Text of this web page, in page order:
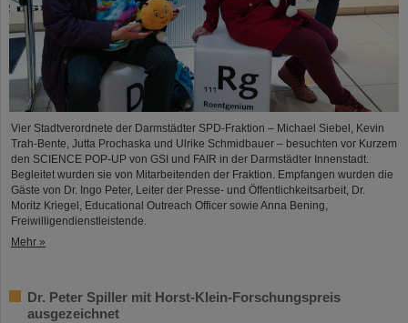
Vier Stadtverordnete der Darmstädter SPD-Fraktion – Michael Siebel, Kevin
Trah-Bente, Jutta Prochaska und Ulrike Schmidbauer – besuchten vor Kurzem
den SCIENCE POP-UP von GSI und FAIR in der Darmstädter Innenstadt.
Begleitet wurden sie von Mitarbeitenden der Fraktion. Empfangen wurden die
Gäste von Dr. Ingo Peter, Leiter der Presse- und Öffentlichkeitsarbeit, Dr.
Moritz Kriegel, Educational Outreach Officer sowie Anna Bening,
Freiwilligendienstleistende.
Mehr »
Dr. Peter Spiller mit Horst-Klein-Forschungspreis
ausgezeichnet